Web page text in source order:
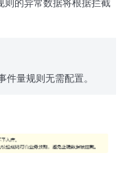
量规则无需配置。